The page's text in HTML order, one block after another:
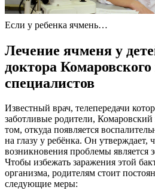
Если у ребенка ячмень…
Лечение ячменя у
доктора
специалистов
Известный врач, телепередачи
заботливые родители,
том, откуда появляется
на глазу у ребёнка. Он утверждает,
возникновения проблемы является
Чтобы избежать заражения этой
организма, родителям стоит
следующие меры: